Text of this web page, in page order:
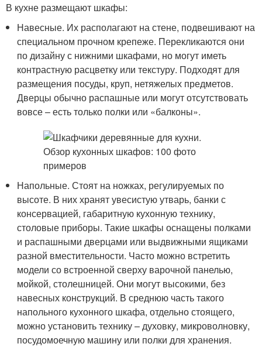
В кухне размещают шкафы:
Навесные. Их располагают на стене, подвешивают на
специальном прочном крепеже. Перекликаются они
по дизайну с нижними шкафами, но могут иметь
контрастную расцветку или текстуру. Подходят для
размещения посуды, круп, нетяжелых предметов.
Дверцы обычно распашные или могут отсутствовать
вовсе – есть только полки или «балконы».
Напольные. Стоят на ножках, регулируемых по
высоте. В них хранят увесистую утварь, банки с
консервацией, габаритную кухонную технику,
столовые приборы. Такие шкафы оснащены полками
и распашными дверцами или выдвижными ящиками
разной вместительности. Часто можно встретить
модели со встроенной сверху варочной панелью,
мойкой, столешницей. Они могут высокими, без
навесных конструкций. В среднюю часть такого
напольного кухонного шкафа, отдельно стоящего,
можно установить технику – духовку, микроволновку,
посудомоечную машину или полки для хранения.